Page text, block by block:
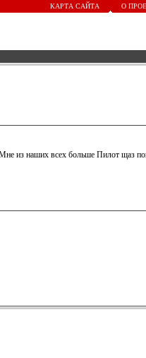
КАРТА САЙТА О
из наших всех больше Пилот щаз